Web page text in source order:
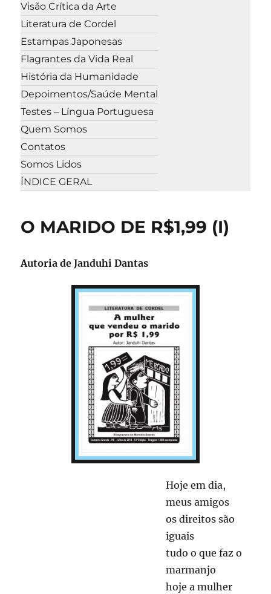
Visão Crítica da Arte
Literatura de Cordel
Estampas Japonesas
Flagrantes da Vida Real
História da Humanidade
Depoimentos/Saúde Mental
Testes – Língua Portuguesa
Quem Somos
Contatos
Somos Lidos
ÍNDICE GERAL
O MARIDO DE R$1,99 (I)
Autoria de Janduhi Dantas
Hoje em dia,
meus amigos
os direitos são
iguais
tudo o que faz o
marmanjo
hoje a mulher